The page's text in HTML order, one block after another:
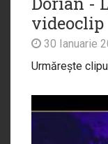
videoclip
30 Ianuarie
Urmărește